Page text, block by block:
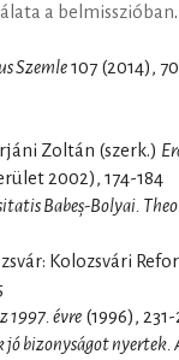
a belmisszióban
Szemle107 (2014),
Zoltán (szerk.)
2002), 174-184
Babeș-Bolyai.
Kolozsvári
1997. évre (1996), 231-
jó bizonyságot nyertek.